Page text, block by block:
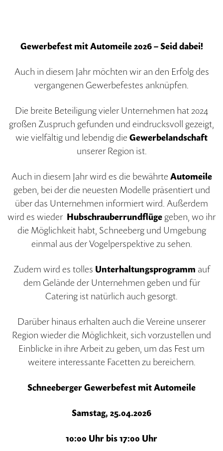
Gewerbefest mit Automeile 2026 – Seid dabei!
Auch in diesem Jahr möchten wir an den Erfolg des
vergangenen Gewerbefestes anknüpfen.
Die breite Beteiligung vieler Unternehmen hat 2024
großen Zuspruch gefunden und eindrucksvoll gezeigt,
wie vielfältig und lebendig die Gewerbelandschaft
unserer Region ist.
Auch in diesem Jahr wird es die bewährte Automeile
geben, bei der die neuesten Modelle präsentiert und
über das Unternehmen informiert wird. Außerdem
wird es wieder Hubschrauberrundflüge geben, wo ihr
die Möglichkeit habt, Schneeberg und Umgebung
einmal aus der Vogelperspektive zu sehen.
Zudem wird es tolles Unterhaltungsprogramm auf
dem Gelände der Unternehmen geben und für
Catering ist natürlich auch gesorgt.
Darüber hinaus erhalten auch die Vereine unserer
Region wieder die Möglichkeit, sich vorzustellen und
Einblicke in ihre Arbeit zu geben, um das Fest um
weitere interessante Facetten zu bereichern.
Schneeberger Gewerbefest mit Automeile
Samstag, 25.04.2026
10:00 Uhr bis 17:00 Uhr